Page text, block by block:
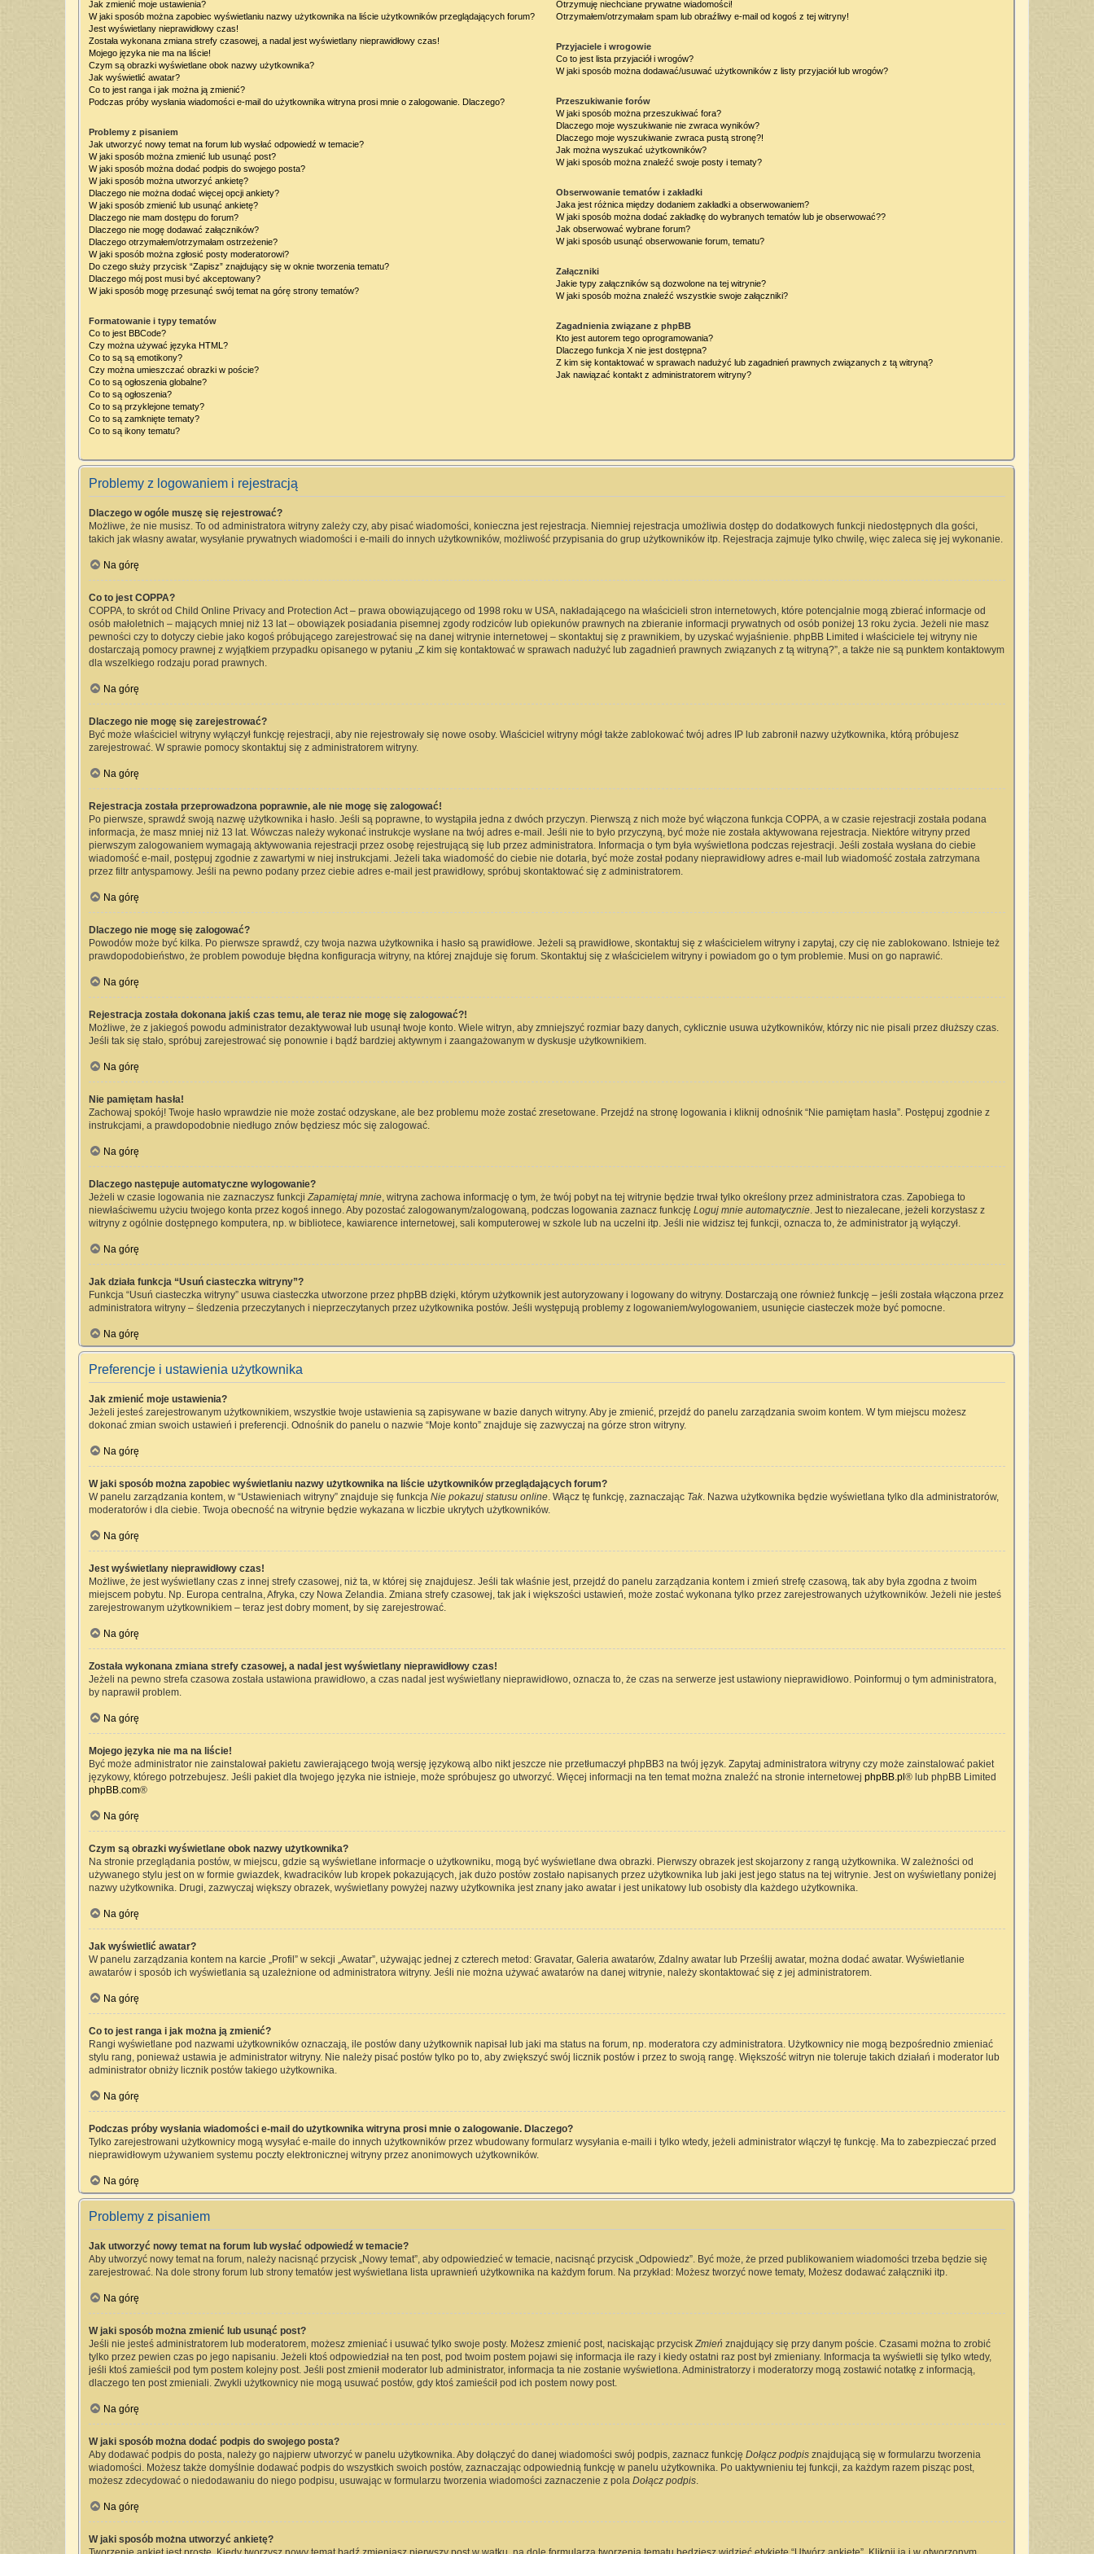
Jak zmienić moje ustawienia?
W jaki sposób można zapobiec wyświetlaniu nazwy użytkownika na liście użytkowników przeglądających forum?
Jest wyświetlany nieprawidłowy czas!
Została wykonana zmiana strefy czasowej, a nadal jest wyświetlany nieprawidłowy czas!
Mojego języka nie ma na liście!
Czym są obrazki wyświetlane obok nazwy użytkownika?
Jak wyświetlić awatar?
Co to jest ranga i jak można ją zmienić?
Podczas próby wysłania wiadomości e-mail do użytkownika witryna prosi mnie o zalogowanie. Dlaczego?
Problemy z pisaniem
Jak utworzyć nowy temat na forum lub wysłać odpowiedź w temacie?
W jaki sposób można zmienić lub usunąć post?
W jaki sposób można dodać podpis do swojego posta?
W jaki sposób można utworzyć ankietę?
Dlaczego nie można dodać więcej opcji ankiety?
W jaki sposób zmienić lub usunąć ankietę?
Dlaczego nie mam dostępu do forum?
Dlaczego nie mogę dodawać załączników?
Dlaczego otrzymałem/otrzymałam ostrzeżenie?
W jaki sposób można zgłosić posty moderatorowi?
Do czego służy przycisk “Zapisz” znajdujący się w oknie tworzenia tematu?
Dlaczego mój post musi być akceptowany?
W jaki sposób mogę przesunąć swój temat na górę strony tematów?
Formatowanie i typy tematów
Co to jest BBCode?
Czy można używać języka HTML?
Co to są są emotikony?
Czy można umieszczać obrazki w poście?
Co to są ogłoszenia globalne?
Co to są ogłoszenia?
Co to są przyklejone tematy?
Co to są zamknięte tematy?
Co to są ikony tematu?
Otrzymuję niechciane prywatne wiadomości!
Otrzymałem/otrzymałam spam lub obraźliwy e-mail od kogoś z tej witryny!
Przyjaciele i wrogowie
Co to jest lista przyjaciół i wrogów?
W jaki sposób można dodawać/usuwać użytkowników z listy przyjaciół lub wrogów?
Przeszukiwanie forów
W jaki sposób można przeszukiwać fora?
Dlaczego moje wyszukiwanie nie zwraca wyników?
Dlaczego moje wyszukiwanie zwraca pustą stronę?!
Jak można wyszukać użytkowników?
W jaki sposób można znaleźć swoje posty i tematy?
Obserwowanie tematów i zakładki
Jaka jest różnica między dodaniem zakładki a obserwowaniem?
W jaki sposób można dodać zakładkę do wybranych tematów lub je obserwować??
Jak obserwować wybrane forum?
W jaki sposób usunąć obserwowanie forum, tematu?
Załączniki
Jakie typy załączników są dozwolone na tej witrynie?
W jaki sposób można znaleźć wszystkie swoje załączniki?
Zagadnienia związane z phpBB
Kto jest autorem tego oprogramowania?
Dlaczego funkcja X nie jest dostępna?
Z kim się kontaktować w sprawach nadużyć lub zagadnień prawnych związanych z tą witryną?
Jak nawiązać kontakt z administratorem witryny?
Problemy z logowaniem i rejestracją
Dlaczego w ogóle muszę się rejestrować?
Możliwe, że nie musisz. To od administratora witryny zależy czy, aby pisać wiadomości, konieczna jest rejestracja. Niemniej rejestracja umożliwia dostęp do dodatkowych funkcji niedostępnych dla gości,
takich jak własny awatar, wysyłanie prywatnych wiadomości i e-maili do innych użytkowników, możliwość przypisania do grup użytkowników itp. Rejestracja zajmuje tylko chwilę, więc zaleca się jej wykonanie.
Na górę
Co to jest COPPA?
COPPA, to skrót od Child Online Privacy and Protection Act – prawa obowiązującego od 1998 roku w USA, nakładającego na właścicieli stron internetowych, które potencjalnie mogą zbierać informacje od
osób małoletnich – mających mniej niż 13 lat – obowiązek posiadania pisemnej zgody rodziców lub opiekunów prawnych na zbieranie informacji prywatnych od osób poniżej 13 roku życia. Jeżeli nie masz
pewności czy to dotyczy ciebie jako kogoś próbującego zarejestrować się na danej witrynie internetowej – skontaktuj się z prawnikiem, by uzyskać wyjaśnienie. phpBB Limited i właściciele tej witryny nie
dostarczają pomocy prawnej z wyjątkiem przypadku opisanego w pytaniu „Z kim się kontaktować w sprawach nadużyć lub zagadnień prawnych związanych z tą witryną?”, a także nie są punktem kontaktowym
dla wszelkiego rodzaju porad prawnych.
Na górę
Dlaczego nie mogę się zarejestrować?
Być może właściciel witryny wyłączył funkcję rejestracji, aby nie rejestrowały się nowe osoby. Właściciel witryny mógł także zablokować twój adres IP lub zabronił nazwy użytkownika, którą próbujesz
zarejestrować. W sprawie pomocy skontaktuj się z administratorem witryny.
Na górę
Rejestracja została przeprowadzona poprawnie, ale nie mogę się zalogować!
Po pierwsze, sprawdź swoją nazwę użytkownika i hasło. Jeśli są poprawne, to wystąpiła jedna z dwóch przyczyn. Pierwszą z nich może być włączona funkcja COPPA, a w czasie rejestracji została podana
informacja, że masz mniej niż 13 lat. Wówczas należy wykonać instrukcje wysłane na twój adres e-mail. Jeśli nie to było przyczyną, być może nie została aktywowana rejestracja. Niektóre witryny przed
pierwszym zalogowaniem wymagają aktywowania rejestracji przez osobę rejestrującą się lub przez administratora. Informacja o tym była wyświetlona podczas rejestracji. Jeśli została wysłana do ciebie
wiadomość e-mail, postępuj zgodnie z zawartymi w niej instrukcjami. Jeżeli taka wiadomość do ciebie nie dotarła, być może został podany nieprawidłowy adres e-mail lub wiadomość została zatrzymana
przez filtr antyspamowy. Jeśli na pewno podany przez ciebie adres e-mail jest prawidłowy, spróbuj skontaktować się z administratorem.
Na górę
Dlaczego nie mogę się zalogować?
Powodów może być kilka. Po pierwsze sprawdź, czy twoja nazwa użytkownika i hasło są prawidłowe. Jeżeli są prawidłowe, skontaktuj się z właścicielem witryny i zapytaj, czy cię nie zablokowano. Istnieje też
prawdopodobieństwo, że problem powoduje błędna konfiguracja witryny, na której znajduje się forum. Skontaktuj się z właścicielem witryny i powiadom go o tym problemie. Musi on go naprawić.
Na górę
Rejestracja została dokonana jakiś czas temu, ale teraz nie mogę się zalogować?!
Możliwe, że z jakiegoś powodu administrator dezaktywował lub usunął twoje konto. Wiele witryn, aby zmniejszyć rozmiar bazy danych, cyklicznie usuwa użytkowników, którzy nic nie pisali przez dłuższy czas.
Jeśli tak się stało, spróbuj zarejestrować się ponownie i bądź bardziej aktywnym i zaangażowanym w dyskusje użytkownikiem.
Na górę
Nie pamiętam hasła!
Zachowaj spokój! Twoje hasło wprawdzie nie może zostać odzyskane, ale bez problemu może zostać zresetowane. Przejdź na stronę logowania i kliknij odnośnik “Nie pamiętam hasła”. Postępuj zgodnie z
instrukcjami, a prawdopodobnie niedługo znów będziesz móc się zalogować.
Na górę
Dlaczego następuje automatyczne wylogowanie?
Jeżeli w czasie logowania nie zaznaczysz funkcjiZapamiętaj mnie, witryna zachowa informację o tym, że twój pobyt na tej witrynie będzie trwał tylko określony przez administratora czas. Zapobiega to
niewłaściwemu użyciu twojego konta przez kogoś innego. Aby pozostać zalogowanym/zalogowaną, podczas logowania zaznacz funkcję Loguj mnie automatycznie. Jest to niezalecane, jeżeli korzystasz z
witryny z ogólnie dostępnego komputera, np. w bibliotece, kawiarence internetowej, sali komputerowej w szkole lub na uczelni itp. Jeśli nie widzisz tej funkcji, oznacza to, że administrator ją wyłączył.
Na górę
Jak działa funkcja “Usuń ciasteczka witryny”?
Funkcja “Usuń ciasteczka witryny” usuwa ciasteczka utworzone przez phpBB dzięki, którym użytkownik jest autoryzowany i logowany do witryny. Dostarczają one również funkcję – jeśli została włączona przez
administratora witryny – śledzenia przeczytanych i nieprzeczytanych przez użytkownika postów. Jeśli występują problemy z logowaniem/wylogowaniem, usunięcie ciasteczek może być pomocne.
Na górę
Preferencje i ustawienia użytkownika
Jak zmienić moje ustawienia?
Jeżeli jesteś zarejestrowanym użytkownikiem, wszystkie twoje ustawienia są zapisywane w bazie danych witryny. Aby je zmienić, przejdź do panelu zarządzania swoim kontem. W tym miejscu możesz
dokonać zmian swoich ustawień i preferencji. Odnośnik do panelu o nazwie “Moje konto” znajduje się zazwyczaj na górze stron witryny.
Na górę
W jaki sposób można zapobiec wyświetlaniu nazwy użytkownika na liście użytkowników przeglądających forum?
W panelu zarządzania kontem, w “Ustawieniach witryny” znajduje się funkcja Nie pokazuj statusu online. Włącz tę funkcję, zaznaczając Tak. Nazwa użytkownika będzie wyświetlana tylko dla administratorów,
moderatorów i dla ciebie. Twoja obecność na witrynie będzie wykazana w liczbie ukrytych użytkowników.
Na górę
Jest wyświetlany nieprawidłowy czas!
Możliwe, że jest wyświetlany czas z innej strefy czasowej, niż ta, w której się znajdujesz. Jeśli tak właśnie jest, przejdź do panelu zarządzania kontem i zmień strefę czasową, tak aby była zgodna z twoim
miejscem pobytu. Np. Europa centralna, Afryka, czy Nowa Zelandia. Zmiana strefy czasowej, tak jak i większości ustawień, może zostać wykonana tylko przez zarejestrowanych użytkowników. Jeżeli nie jesteś
zarejestrowanym użytkownikiem – teraz jest dobry moment, by się zarejestrować.
Na górę
Została wykonana zmiana strefy czasowej, a nadal jest wyświetlany nieprawidłowy czas!
Jeżeli na pewno strefa czasowa została ustawiona prawidłowo, a czas nadal jest wyświetlany nieprawidłowo, oznacza to, że czas na serwerze jest ustawiony nieprawidłowo. Poinformuj o tym administratora,
by naprawił problem.
Na górę
Mojego języka nie ma na liście!
Być może administrator nie zainstalował pakietu zawierającego twoją wersję językową albo nikt jeszcze nie przetłumaczył phpBB3 na twój język. Zapytaj administratora witryny czy może zainstalować pakiet
językowy, którego potrzebujesz. Jeśli pakiet dla twojego języka nie istnieje, może spróbujesz go utworzyć. Więcej informacji na ten temat można znaleźć na stronie internetowej phpBB.pl ® lub phpBB Limited
phpBB.com®
Na górę
Czym są obrazki wyświetlane obok nazwy użytkownika?
Na stronie przeglądania postów, w miejscu, gdzie są wyświetlane informacje o użytkowniku, mogą być wyświetlane dwa obrazki. Pierwszy obrazek jest skojarzony z rangą użytkownika. W zależności od
używanego stylu jest on w formie gwiazdek, kwadracików lub kropek pokazujących, jak dużo postów zostało napisanych przez użytkownika lub jaki jest jego status na tej witrynie. Jest on wyświetlany poniżej
nazwy użytkownika. Drugi, zazwyczaj większy obrazek, wyświetlany powyżej nazwy użytkownika jest znany jako awatar i jest unikatowy lub osobisty dla każdego użytkownika.
Na górę
Jak wyświetlić awatar?
W panelu zarządzania kontem na karcie „Profil” w sekcji „Awatar”, używając jednej z czterech metod: Gravatar, Galeria awatarów, Zdalny awatar lub Prześlij awatar, można dodać awatar. Wyświetlanie
awatarów i sposób ich wyświetlania są uzależnione od administratora witryny. Jeśli nie można używać awatarów na danej witrynie, należy skontaktować się z jej administratorem.
Na górę
Co to jest ranga i jak można ją zmienić?
Rangi wyświetlane pod nazwami użytkowników oznaczają, ile postów dany użytkownik napisał lub jaki ma status na forum, np. moderatora czy administratora. Użytkownicy nie mogą bezpośrednio zmieniać
stylu rang, ponieważ ustawia je administrator witryny. Nie należy pisać postów tylko po to, aby zwiększyć swój licznik postów i przez to swoją rangę. Większość witryn nie toleruje takich działań i moderator lub
administrator obniży licznik postów takiego użytkownika.
Na górę
Podczas próby wysłania wiadomości e-mail do użytkownika witryna prosi mnie o zalogowanie. Dlaczego?
Tylko zarejestrowani użytkownicy mogą wysyłać e-maile do innych użytkowników przez wbudowany formularz wysyłania e-maili i tylko wtedy, jeżeli administrator włączył tę funkcję. Ma to zabezpieczać przed
nieprawidłowym używaniem systemu poczty elektronicznej witryny przez anonimowych użytkowników.
Na górę
Problemy z pisaniem
Jak utworzyć nowy temat na forum lub wysłać odpowiedź w temacie?
Aby utworzyć nowy temat na forum, należy nacisnąć przycisk „Nowy temat”, aby odpowiedzieć w temacie, nacisnąć przycisk „Odpowiedz”. Być może, że przed publikowaniem wiadomości trzeba będzie się
zarejestrować. Na dole strony forum lub strony tematów jest wyświetlana lista uprawnień użytkownika na każdym forum. Na przykład: Możesz tworzyć nowe tematy, Możesz dodawać załączniki itp.
Na górę
W jaki sposób można zmienić lub usunąć post?
Jeśli nie jesteś administratorem lub moderatorem, możesz zmieniać i usuwać tylko swoje posty. Możesz zmienić post, naciskając przyciskZmień znajdujący się przy danym poście. Czasami można to zrobić
tylko przez pewien czas po jego napisaniu. Jeżeli ktoś odpowiedział na ten post, pod twoim postem pojawi się informacja ile razy i kiedy ostatni raz post był zmieniany. Informacja ta wyświetli się tylko wtedy,
jeśli ktoś zamieścił pod tym postem kolejny post. Jeśli post zmienił moderator lub administrator, informacja ta nie zostanie wyświetlona. Administratorzy i moderatorzy mogą zostawić notatkę z informacją,
dlaczego ten post zmieniali. Zwykli użytkownicy nie mogą usuwać postów, gdy ktoś zamieścił pod ich postem nowy post.
Na górę
W jaki sposób można dodać podpis do swojego posta?
Aby dodawać podpis do posta, należy go najpierw utworzyć w panelu użytkownika. Aby dołączyć do danej wiadomości swój podpis, zaznacz funkcję Dołącz podpis znajdującą się w formularzu tworzenia
wiadomości. Możesz także domyślnie dodawać podpis do wszystkich swoich postów, zaznaczając odpowiednią funkcję w panelu użytkownika. Po uaktywnieniu tej funkcji, za każdym razem pisząc post,
możesz zdecydować o niedodawaniu do niego podpisu, usuwając w formularzu tworzenia wiadomości zaznaczenie z pola Dołącz podpis.
Na górę
W jaki sposób można utworzyć ankietę?